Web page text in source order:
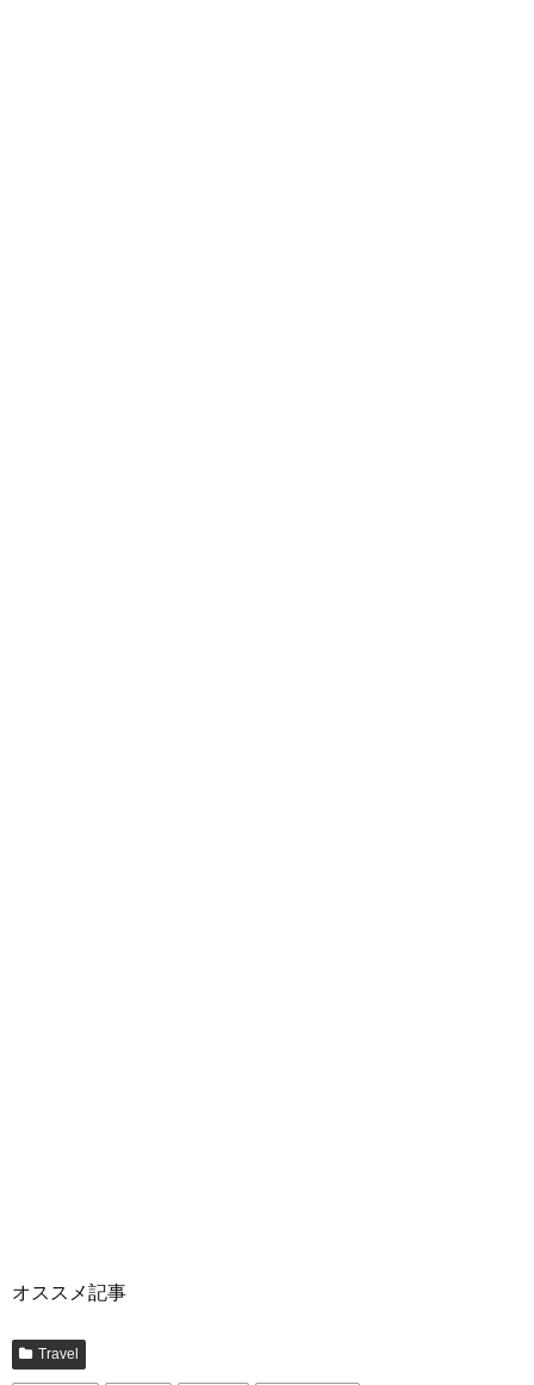
オススメ記事
Travel